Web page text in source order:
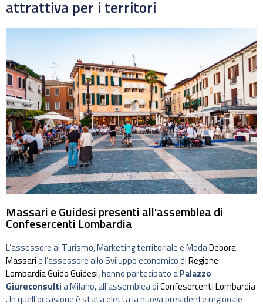
attrattiva per i territori
Massari e Guidesi presenti all'assemblea di
Confesercenti Lombardia
L’assessore al Turismo, Marketing territoriale e ModaDebora
Massarie l’assessore allo Sviluppo economico diRegione
LombardiaGuido Guidesi,hanno partecipato aPalazzo
Giureconsultia Milano, all’assemblea diConfesercenti Lombardia
.In quell’occasione è stata eletta la nuova presidente regionale